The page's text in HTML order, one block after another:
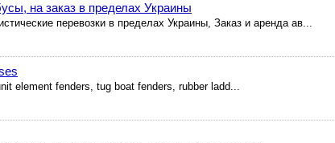
на заказ в пределах Украины
перевозки в пределах Украины, Заказ и аренда ав...
element fenders, tug boat fenders, rubber ladd...